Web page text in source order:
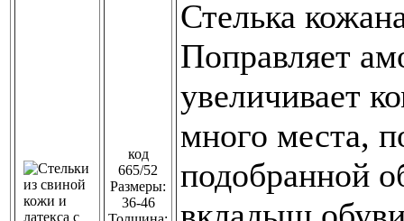
код
665/52
Размеры:
36-46
Стелька
Поправляет
увеличивает
много места,
подобранной